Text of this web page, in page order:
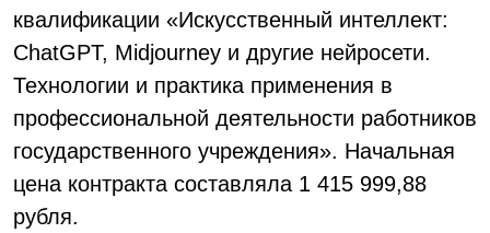
квалификации «Искусственный интеллект:
ChatGPT, Midjourney и другие нейросети.
Технологии и практика применения в
профессиональной деятельности работников
государственного учреждения». Начальная
цена контракта составляла 1 415 999,88
рубля.